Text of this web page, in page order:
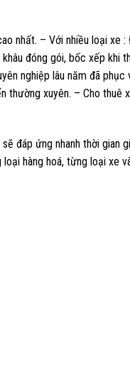
nhất. – Với nhiều loại xe
đóng gói, bốc xếp khi
nghiệp lâu năm đã phục
xuyên. – Cho thuê
đáp ứng nhanh thời gian
hàng hoá, từng loại xe